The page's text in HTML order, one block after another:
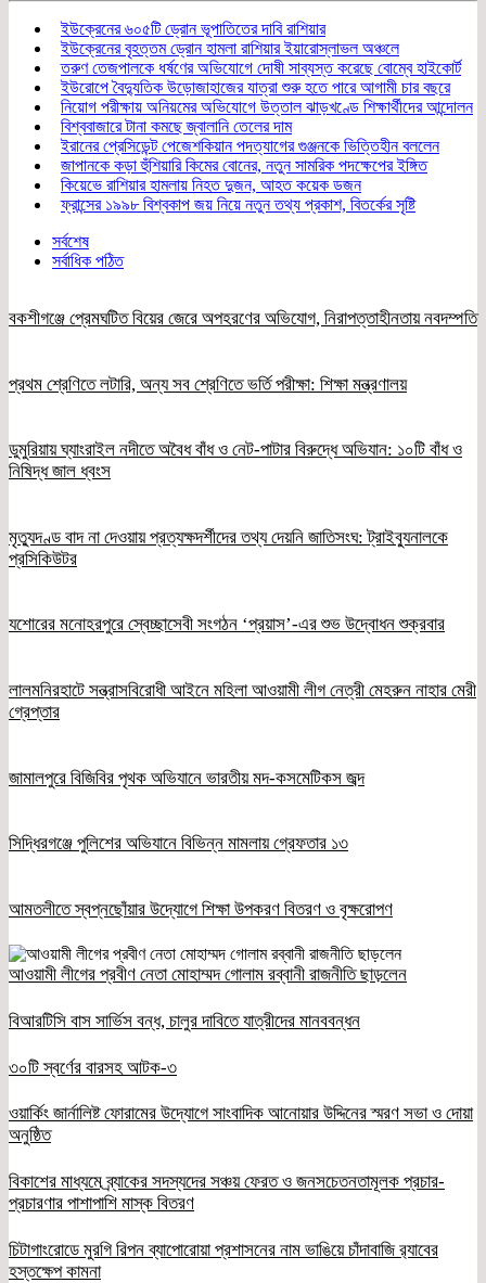
ইউক্রেনের ৬০৫টি ড্রোন ভূপাতিতের দাবি রাশিয়ার
ইউক্রেনের বৃহত্তম ড্রোন হামলা রাশিয়ার ইয়ারোস্লাভল অঞ্চলে
তরুণ তেজপালকে ধর্ষণের অভিযোগে দোষী সাব্যস্ত করেছে বোম্বে হাইকোর্ট
ইউরোপে বৈদ্যুতিক উড়োজাহাজের যাত্রা শুরু হতে পারে আগামী চার বছরে
নিয়োগ পরীক্ষায় অনিয়মের অভিযোগে উত্তাল ঝাড়খণ্ডে শিক্ষার্থীদের আন্দোলন
বিশ্ববাজারে টানা কমছে জ্বালানি তেলের দাম
ইরানের প্রেসিডেন্ট পেজেশকিয়ান পদত্যাগের গুঞ্জনকে ভিত্তিহীন বললেন
জাপানকে কড়া হুঁশিয়ারি কিমের বোনের, নতুন সামরিক পদক্ষেপের ইঙ্গিত
কিয়েভে রাশিয়ার হামলায় নিহত দুজন, আহত কয়েক ডজন
ফ্রান্সের ১৯৯৮ বিশ্বকাপ জয় নিয়ে নতুন তথ্য প্রকাশ, বিতর্কের সৃষ্টি
সর্বশেষ
সর্বাধিক পঠিত
বকশীগঞ্জে প্রেমঘটিত বিয়ের জেরে অপহরণের অভিযোগ, নিরাপত্তাহীনতায় নবদম্পতি
প্রথম শ্রেণিতে লটারি, অন্য সব শ্রেণিতে ভর্তি পরীক্ষা: শিক্ষা মন্ত্রণালয়
ডুমুরিয়ায় ঘ্যাংরাইল নদীতে অবৈধ বাঁধ ও নেট-পাটার বিরুদ্ধে অভিযান: ১০টি বাঁধ ও
নিষিদ্ধ জাল ধ্বংস
মৃত্যুদণ্ড বাদ না দেওয়ায় প্রত্যক্ষদর্শীদের তথ্য দেয়নি জাতিসংঘ: ট্রাইব্যুনালকে
প্রসিকিউটর
যশোরের মনোহরপুরে স্বেচ্ছাসেবী সংগঠন ‘প্রয়াস’-এর শুভ উদ্বোধন শুক্রবার
লালমনিরহাটে সন্ত্রাসবিরোধী আইনে মহিলা আওয়ামী লীগ নেত্রী মেহরুন নাহার মেরী
গ্রেপ্তার
জামালপুরে বিজিবির পৃথক অভিযানে ভারতীয় মদ-কসমেটিকস জব্দ
সিদ্ধিরগঞ্জে পুলিশের অভিযানে বিভিন্ন মামলায় গ্রেফতার ১৩
আমতলীতে স্বপ্নছোঁয়ার উদ্যোগে শিক্ষা উপকরণ বিতরণ ও বৃক্ষরোপণ
আওয়ামী লীগের প্রবীণ নেতা মোহাম্মদ গোলাম রব্বানী রাজনীতি ছাড়লেন
বিআরটিসি বাস সার্ভিস বন্ধ, চালুর দাবিতে যাত্রীদের মানববন্ধন
৩০টি স্বর্ণের বারসহ আটক-৩
ওয়ার্কিং জার্নালিষ্ট ফোরামের উদ্যোগে সাংবাদিক আনোয়ার উদ্দিনের স্মরণ সভা ও দোয়া
অনুষ্ঠিত
বিকাশের মাধ্যমে ব্র্যাকের সদস্যদের সঞ্চয় ফেরত ও জনসচেতনতামূলক প্রচার-
প্রচারণার পাশাপাশি মাস্ক বিতরণ
চিটাগাংরোডে মুরগি রিপন ব্যাপোরোয়া প্রশাসনের নাম ভাঙিয়ে চাঁদাবাজি র‌্যাবের
হস্তক্ষেপ কামনা